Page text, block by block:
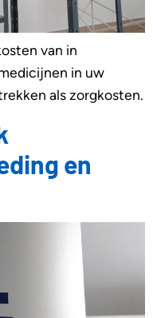
van in
in uw
als zorgkosten.
en